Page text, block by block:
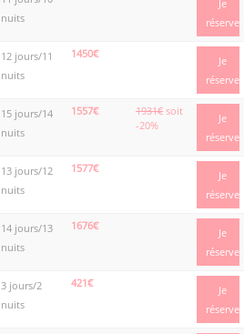
nuits
Je
réserve
12 jours/11
nuits
1450€
Je
réserve
15 jours/14
nuits
1557€ 1931€ soit
-20%
Je
réserve
13 jours/12
nuits
1577€
Je
réserve
14 jours/13
nuits
1676€
Je
réserve
3 jours/2
nuits
421€
Je
réserve